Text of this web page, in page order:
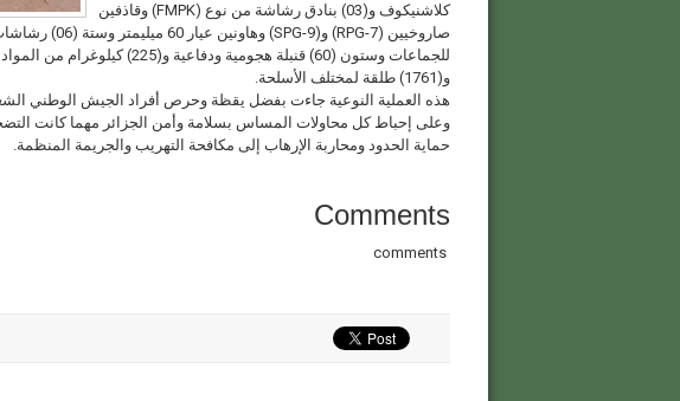
كلاشنيكوف و(03) بنادق رشاشة من نوع (FMPK) وقاذفين
و(1761) طلقة لمختلف الأسلحة.
هذه العملية النوعية جاءت بفضل يقظة وحرص أفراد الجيش الوطني
وعلى إحباط كل محاولات المساس بسلامة وأمن الجزائر مهما كانت
حماية الحدود ومحاربة الإرهاب إلى مكافحة التهريب والجريمة المنظمة.
Comments
comments